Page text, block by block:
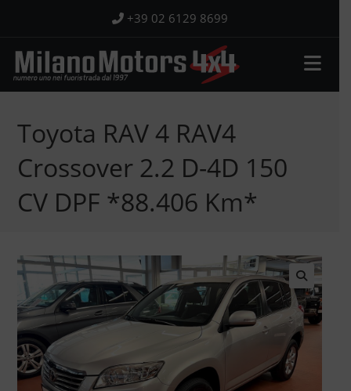
contenuto
+39 02 6129 8699
Toyota RAV 4 RAV4
Crossover 2.2 D-4D 150
CV DPF *88.406 Km*
🔍